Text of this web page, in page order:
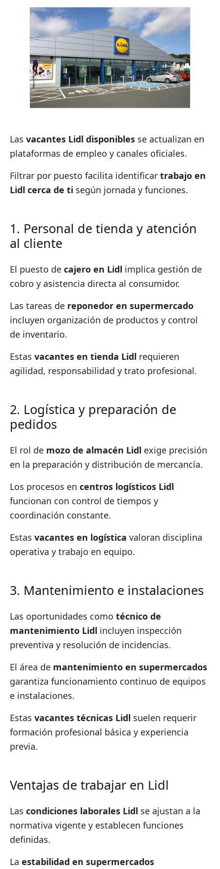
Las vacantes Lidl disponibles se actualizan en
plataformas de empleo y canales oficiales.
Filtrar por puesto facilita identificar trabajo en
Lidl cerca de ti según jornada y funciones.
1. Personal de tienda y atención
al cliente
El puesto de cajero en Lidl implica gestión de
cobro y asistencia directa al consumidor.
Las tareas de reponedor en supermercado
incluyen organización de productos y control
de inventario.
Estas vacantes en tienda Lidl requieren
agilidad, responsabilidad y trato profesional.
2. Logística y preparación de
pedidos
El rol de mozo de almacén Lidl exige precisión
en la preparación y distribución de mercancía.
Los procesos en centros logísticos Lidl
funcionan con control de tiempos y
coordinación constante.
Estas vacantes en logística valoran disciplina
operativa y trabajo en equipo.
3. Mantenimiento e instalaciones
Las oportunidades como técnico de
mantenimiento Lidl incluyen inspección
preventiva y resolución de incidencias.
El área de mantenimiento en supermercados
garantiza funcionamiento continuo de equipos
e instalaciones.
Estas vacantes técnicas Lidl suelen requerir
formación profesional básica y experiencia
previa.
Ventajas de trabajar en Lidl
Las condiciones laborales Lidl se ajustan a la
normativa vigente y establecen funciones
definidas.
La estabilidad en supermercados